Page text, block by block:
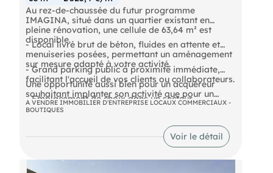
Au rez-de-chaussée du futur programme
IMAGINA, situé dans un quartier existant en
pleine rénovation, une cellule de 63,64 m² est
disponible.
- Local livré brut de béton, fluides en attente et
menuiseries posées, permettant un aménagement
sur mesure adapté à votre activité.
- Grand parking public à proximité immédiate,
facilitant l'accueil de vos clients ou collaborateurs.
- Emplacement de choix dans un secteur
dynamique et en renouvellement, gage de
Une opportunité aussi bien pour un acquéreur
souhaitant implanter son activité que pour un
investisseur à la recherche d'un bien attractif et
facile à louer.
A VENDRE IMMOBILIER D'ENTREPRISE LOCAUX COMMERCIAUX -
BOUTIQUES
Voir le détail